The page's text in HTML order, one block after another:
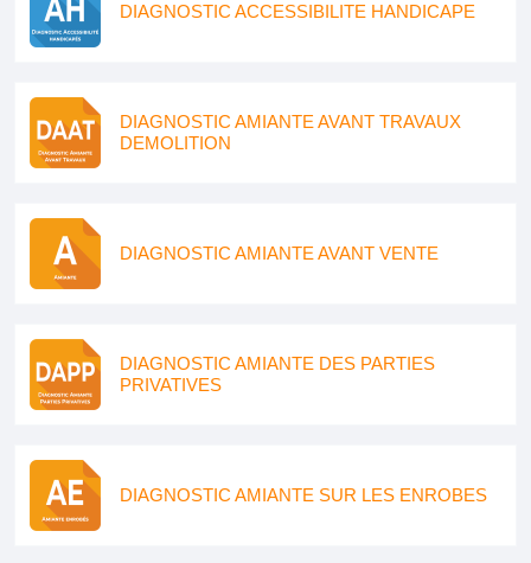
DIAGNOSTIC ACCESSIBILITE HANDICAPE
DIAGNOSTIC AMIANTE AVANT TRAVAUX
DEMOLITION
DIAGNOSTIC AMIANTE AVANT VENTE
DIAGNOSTIC AMIANTE DES PARTIES
PRIVATIVES
DIAGNOSTIC AMIANTE SUR LES ENROBES